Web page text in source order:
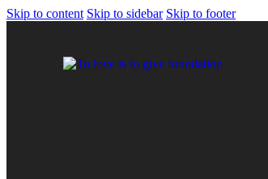
Skip to content Skip to sidebar Skip to footer